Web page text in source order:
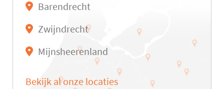
Barendrecht
Zwijndrecht
Mijnsheerenland
Bekijk al onze locaties